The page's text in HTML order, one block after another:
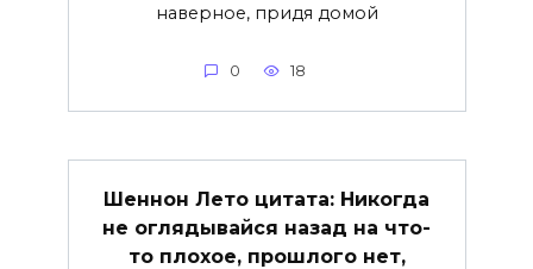
наверное, придя домой
0 18
Шеннон Лето цитата: Никогда
не оглядывайся назад на что-
то плохое, прошлого нет,